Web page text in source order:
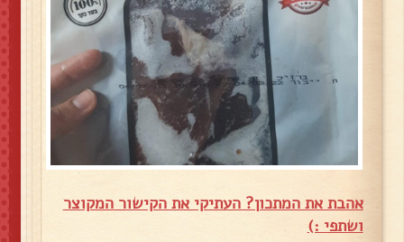
אהבת את המתכון? העתיקי את הקישור המקוצר
ושתפי :)